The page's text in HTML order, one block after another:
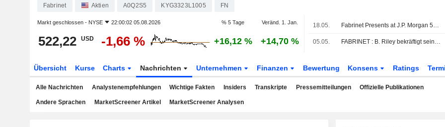
Fabrinet Aktien A0Q2S5 KYG3323L1005 FN
Markt geschlossen - NYSE 22:00:02 05.08.2026 % 5 Tage Veränd. 1. Jan.
522,22 USD -1,66 % +16,12 % +14,70 %
18.05. Fabrinet Presents at J.P. Morgan 54th Annual Global Technology, Media and Communications Conference, May-18-2026 11:05 AM
05.05. FABRINET : B. Riley bekräftigt seine neutrale Bewertung
Übersicht Kurse Charts Nachrichten Unternehmen Finanzen Bewertung Konsens Ratings
Alle Nachrichten Analystenempfehlungen Wichtige Fakten Insiders Transkripte Pressemitteilungen Offizielle Publikationen
Andere Sprachen MarketScreener Artikel MarketScreener Analysen